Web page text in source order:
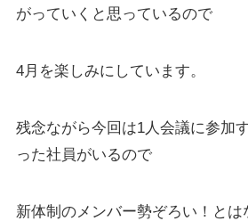
がっていくと思っているので
4月を楽しみにしています。
残念ながら今回は1人会議に参加
った社員がいるので
新体制のメンバー勢ぞろい！とは